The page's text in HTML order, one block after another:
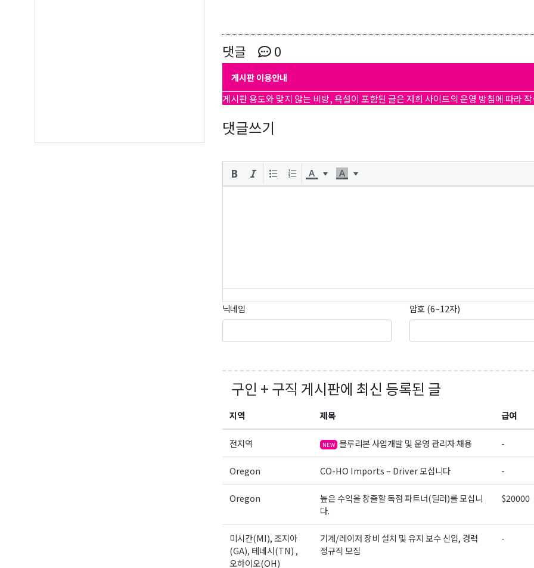
댓글 0
게시판 이용안내
게시판 용도와 맞지 않는 비방, 욕설이 포함된 글은 저희 사이트의 운영 방침에 따라
댓글쓰기
닉네임 암호 (6~12자)
구인 + 구직 게시판에 최신 등록된 글
지역 제목 급여
전지역 NEW 블루리본 사업개발 및 운영 관리자 채용 -
Oregon CO-HO Imports – Driver 모십니다 -
Oregon
높은 수익을 창출할 독점 파트너(딜러)를 모십니
다.
$20000
미시간(MI), 조지아
(GA), 테네시(TN) ,
오하이오(OH)
기계/레이저 장비 설치 및 유지 보수 신입, 경력
정규직 모집
-
First Name
Last Name